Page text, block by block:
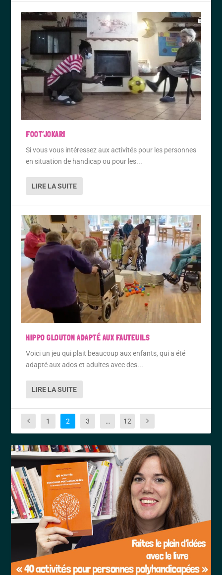
FOOT’JOKARI
Si vous vous intéressez aux activités pour les personnes
en situation de handicap ou pour les...
LIRE LA SUITE
HIPPO GLOUTON ADAPTÉ AUX FAUTEUILS
Voici un jeu qui plait beaucoup aux enfants, qui a été
adapté aux ados et adultes avec des...
LIRE LA SUITE
1 2 3 … 12